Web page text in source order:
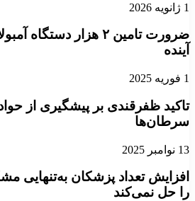
1 ژانویه 2026
ضرورت تامین ۲ هزار
آینده
1 فوریه 2025
تاکید ظفرقندی بر پیشگیری از
سرطان‌ها
13 نوامبر 2025
افزایش تعداد پزشکان به‌تنهایی
را حل نمی‌کند